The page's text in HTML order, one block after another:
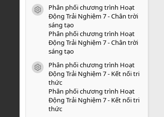
o
icon tài liệu
Phân phối chương trình Hoạt
Động Trải Nghiệm 7 - Chân trời
sáng tạo
Phân phối chương trình Hoạt
Động Trải Nghiệm 7 - Chân trời
sáng tạo
icon tài liệu
Phân phối chương trình Hoạt
Động Trải Nghiệm 7 - Kết nối tri
thức
Phân phối chương trình Hoạt
Động Trải Nghiệm 7 - Kết nối tri
thức